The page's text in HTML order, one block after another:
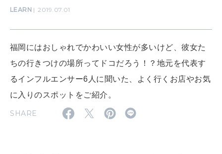
特集
2026年8月号『お茶の時間です。』
LEARN 2019.07.01
福岡にはおしゃれでかわいい女性が多いけど、彼女た
ちの行きつけの場所ってドコだろう！？地元を代表す
るインフルエンサー6人に聞いた、よく行くお店やお気
に入りのスポットをご紹介。
SHARE